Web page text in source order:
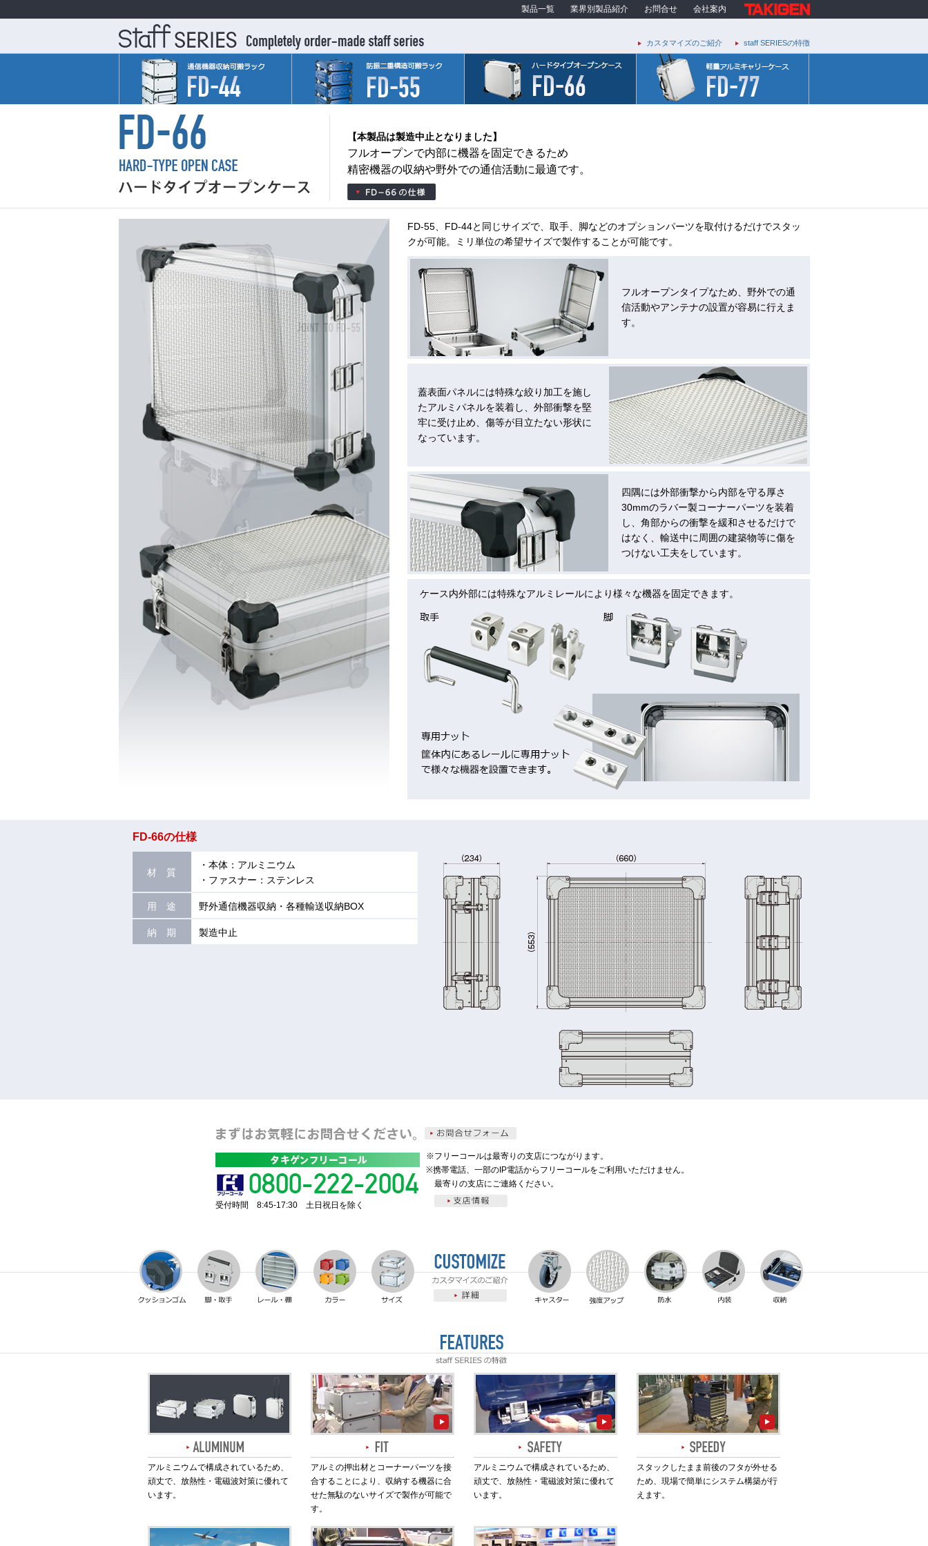
製品一覧 業界別製品紹介 お問合せ 会社案内
カスタマイズのご紹介 staff SERIESの特徴
【本製品は製造中止となりました】
フルオープンで内部に機器を固定できるため
精密機器の収納や野外での通信活動に最適です。
FD-55、FD-44と同じサイズで、取手、脚などのオプションパーツを取付けるだけでスタッ
クが可能。ミリ単位の希望サイズで製作することが可能です。
フルオープンタイプなため、野外での通
信活動やアンテナの設置が容易に行えま
す。
蓋表面パネルには特殊な絞り加工を施し
たアルミパネルを装着し、外部衝撃を堅
牢に受け止め、傷等が目立たない形状に
なっています。
四隅には外部衝撃から内部を守る厚さ
30mmのラバー製コーナーパーツを装着
し、角部からの衝撃を緩和させるだけで
はなく、輸送中に周囲の建築物等に傷を
つけない工夫をしています。
ケース内外部には特殊なアルミレールにより様々な機器を固定できます。
FD-66の仕様
材 質
・本体：アルミニウム
・ファスナー：ステンレス
用 途 野外通信機器収納・各種輸送収納BOX
納 期 製造中止
受付時間 8:45-17:30 土日祝日を除く
※フリーコールは最寄りの支店につながります。
※携帯電話、一部のIP電話からフリーコールをご利用いただけません。
最寄りの支店にご連絡ください。
アルミニウムで構成されているため、
頑丈で、放熱性・電磁波対策に優れて
います。
アルミの押出材とコーナーパーツを接
合することにより、収納する機器に合
せた無駄のないサイズで製作が可能で
す。
アルミニウムで構成されているため、
頑丈で、放熱性・電磁波対策に優れて
います。
スタックしたまま前後のフタが外せる
ため、現場で簡単にシステム構築が行
えます。